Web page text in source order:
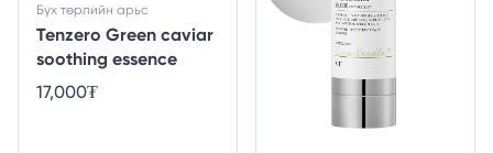
Tenzero Green caviar
soothing essence
Бүх төрлийн арьс
17,000₮